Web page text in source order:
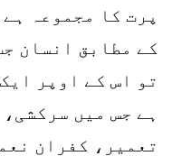
پرت کا مجموعہ
کے مطابق انسان
تو اس کے اوپر
ہے جس میں
تعمیر، کفران